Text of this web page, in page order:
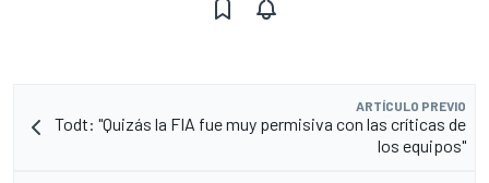
ARTÍCULO PREVIO
Todt: "Quizás la FIA fue muy permisiva con las críticas de
los equipos"